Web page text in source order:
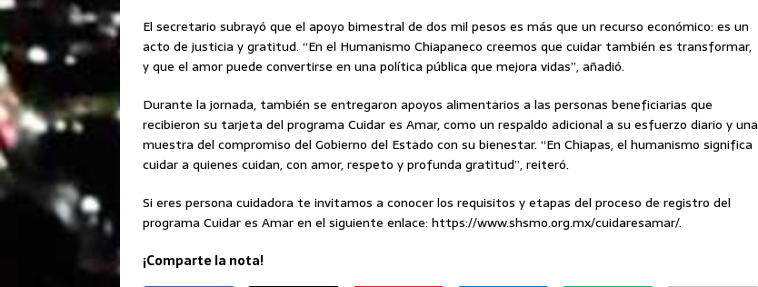
El secretario subrayó que el apoyo bimestral de dos mil pesos es más que un recurso económico: es un
acto de justicia y gratitud. “En el Humanismo Chiapaneco creemos que cuidar también es transformar,
y que el amor puede convertirse en una política pública que mejora vidas”, añadió.
Durante la jornada, también se entregaron apoyos alimentarios a las personas beneficiarias que
recibieron su tarjeta del programa Cuidar es Amar, como un respaldo adicional a su esfuerzo diario y una
muestra del compromiso del Gobierno del Estado con su bienestar. “En Chiapas, el humanismo significa
cuidar a quienes cuidan, con amor, respeto y profunda gratitud”, reiteró.
Si eres persona cuidadora te invitamos a conocer los requisitos y etapas del proceso de registro del
programa Cuidar es Amar en el siguiente enlace: https://www.shsmo.org.mx/cuidaresamar/.
¡Comparte la nota!